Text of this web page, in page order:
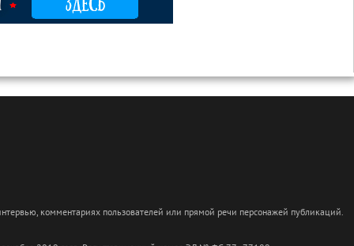
комментариях пользователей или прямой речи персонажей публикаций.